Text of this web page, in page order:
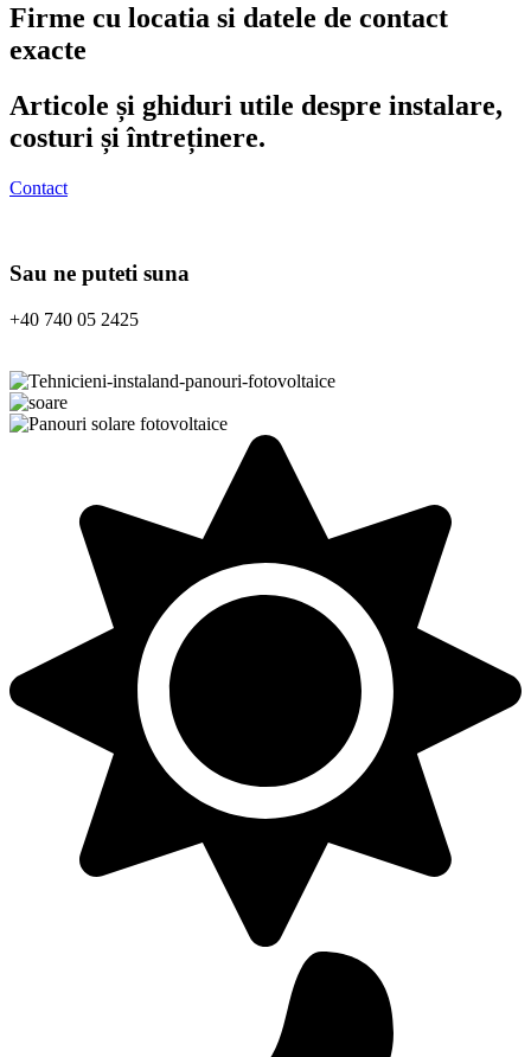
Firme cu locatia si datele de contact
exacte
Articole și ghiduri utile despre instalare,
costuri și întreținere.
Contact
Sau ne puteti suna
+40 740 05 2425